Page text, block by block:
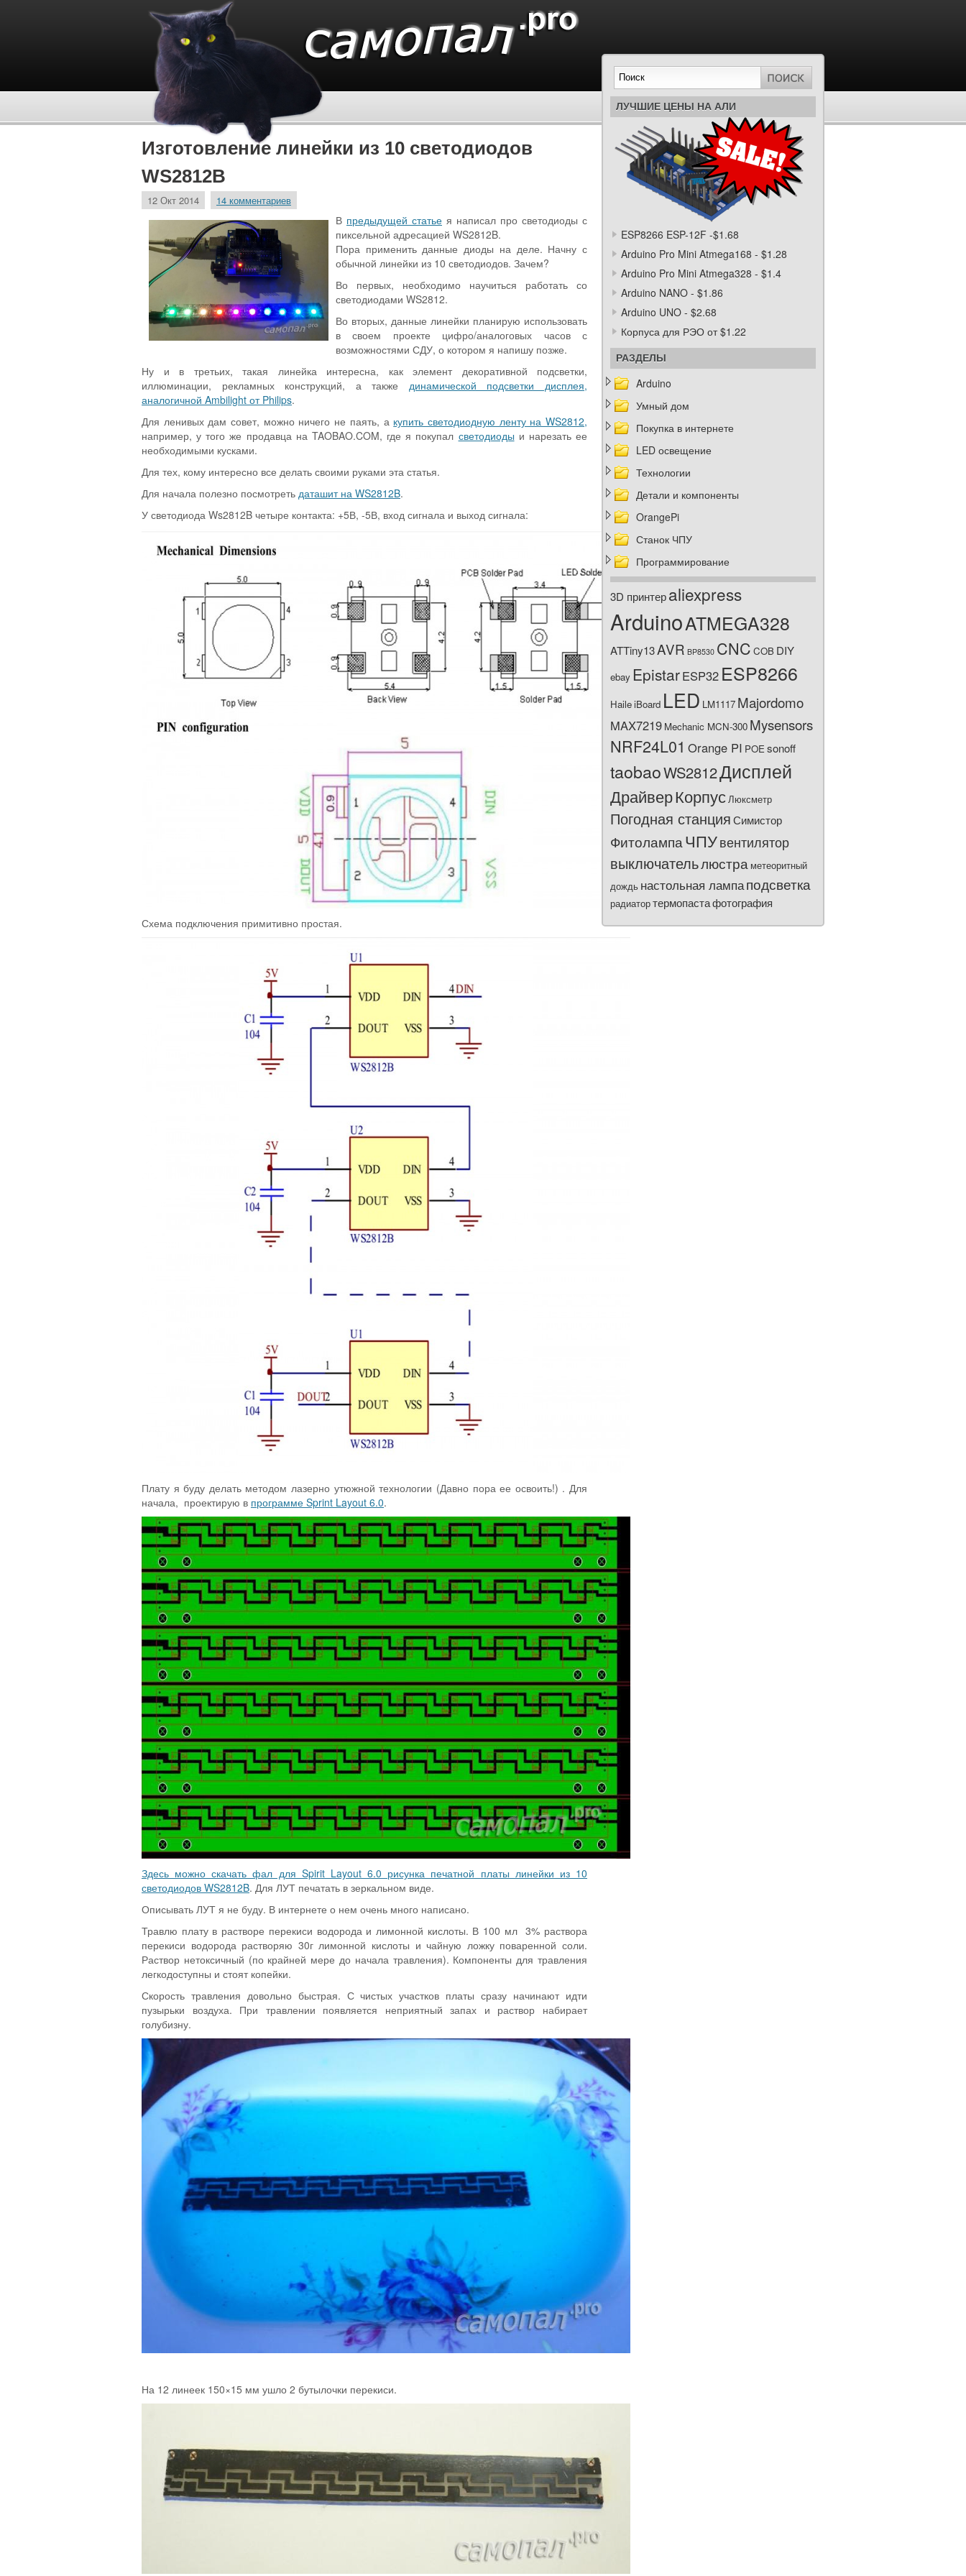
Изготовление линейки из 10 светодиодов
WS2812B
12 Окт 2014 14 комментариев
В предыдущей статье я написал про светодиоды с
пиксельной адресацией WS2812B.
Пора применить данные диоды на деле. Начну с
обычной линейки из 10 светодиодов. Зачем?
Во первых, необходимо научиться работать со
светодиодами WS2812.
Во вторых, данные линейки планирую использовать
в своем проекте цифро/аналоговых часов с
возможностями СДУ, о котором я напишу позже.
Ну и в третьих, такая линейка интересна, как элемент декоративной подсветки,
иллюминации, рекламных конструкций, а также динамической подсветки дисплея,
аналогичной Ambilight от Philips.
Для ленивых дам совет, можно ничего не паять, а купить светодиодную ленту на WS2812,
например, у того же продавца на TAOBAO.COM, где я покупал светодиоды и нарезать ее
необходимыми кусками.
Для тех, кому интересно все делать своими руками эта статья.
Для начала полезно посмотреть даташит на WS2812B.
У светодиода Ws2812B четыре контакта: +5В, -5В, вход сигнала и выход сигнала:
Схема подключения примитивно простая.
Плату я буду делать методом лазерно утюжной технологии (Давно пора ее освоить!) . Для
начала, проектирую в программе Sprint Layout 6.0.
Здесь можно скачать фал для Spirit Layout 6.0 рисунка печатной платы линейки из 10
светодиодов WS2812B. Для ЛУТ печатать в зеркальном виде.
Описывать ЛУТ я не буду. В интернете о нем очень много написано.
Травлю плату в растворе перекиси водорода и лимонной кислоты. В 100 мл 3% раствора
перекиси водорода растворяю 30г лимонной кислоты и чайную ложку поваренной соли.
Раствор нетоксичный (по крайней мере до начала травления). Компоненты для травления
легкодоступны и стоят копейки.
Скорость травления довольно быстрая. С чистых участков платы сразу начинают идти
пузырьки воздуха. При травлении появляется неприятный запах и раствор набирает
голубизну.
На 12 линеек 150×15 мм ушло 2 бутылочки перекиси.
ЛУЧШИЕ ЦЕНЫ НА АЛИ
ESP8266 ESP-12F -$1.68
Arduino Pro Mini Atmega168 - $1.28
Arduino Pro Mini Atmega328 - $1.4
Arduino NANO - $1.86
Arduino UNO - $2.68
Корпуса для РЭО от $1.22
РАЗДЕЛЫ
Arduino
Умный дом
Покупка в интернете
LED освещение
Технологии
Детали и компоненты
OrangePi
Станок ЧПУ
Программирование
3D принтерaliexpress
ArduinoATMEGA328
ATTiny13AVR BP8530 CNC COB DIY
ebay EpistarESP32 ESP8266
HaileiBoard LED LM1117 Majordomo
MAX7219 Mechanic MCN-300 Mysensors
NRF24L01 Orange PI POEsonoff
taobaoWS2812Дисплей
ДрайверКорпусЛюксметр
Погодная станцияСимистор
ФитолампаЧПУвентилятор
выключательлюстра метеоритный
дождь настольная лампаподсветка
радиатортермопастафотография